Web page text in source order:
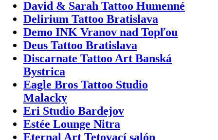
David & Sarah Tattoo Humenné
Delirium Tattoo Bratislava
Demo INK Vranov nad Topľou
Deus Tattoo Bratislava
Discarnate Tattoo Art Banská
Bystrica
Eagle Bros Tattoo Studio
Malacky
Eri Studio Bardejov
Estée Lounge Nitra
Eternal Art Tetovací salón